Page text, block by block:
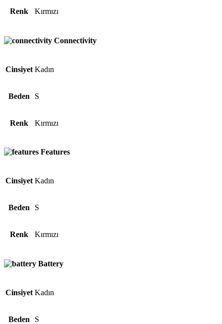
Renk Kırmızı
Connectivity
Cinsiyet Kadın
Beden S
Renk Kırmızı
Features
Cinsiyet Kadın
Beden S
Renk Kırmızı
Battery
Cinsiyet Kadın
Beden S